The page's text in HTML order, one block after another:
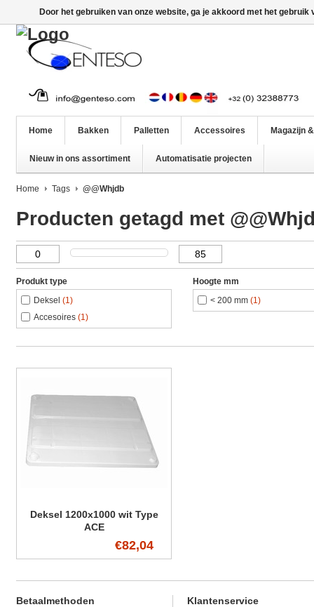
Home Bakken Palletten Accessoires Magazijn
Nieuw in ons assortiment Automatisatie projecten
Home Tags @@Whjdb
Producten getagd met
Produkt type
Deksel (1)
Accesoires (1)
Hoogte mm
< 200 mm (1)
Deksel 1200x1000 wit Type
ACE
€82,04
Betaalmethoden Klantenservice
Door het gebruiken van onze website, ga je akkoord met het